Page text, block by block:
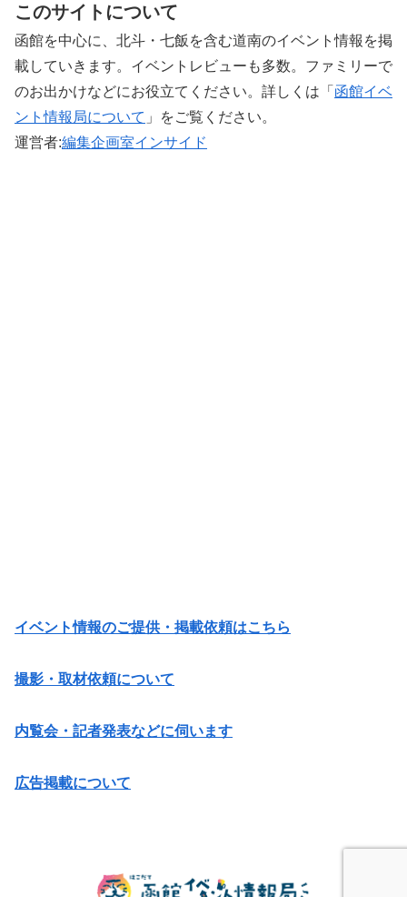
このサイトについて
函館を中心に、北斗・七飯を含む道南のイベント情報を掲
載していきます。イベントレビューも多数。ファミリーで
のお出かけなどにお役立てください。詳しくは「 函館イベ
ント情報局について 」をご覧ください。 ‎
運営者:編集企画室インサイド
イベント情報のご提供・掲載依頼はこちら
撮影・取材依頼について
内覧会・記者発表などに伺います
広告掲載について